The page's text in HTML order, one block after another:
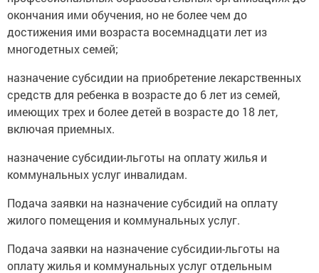
окончания ими обучения, но не более чем до
достижения ими возраста восемнадцати лет из
многодетных семей;
назначение субсидии на приобретение лекарственных
средств для ребенка в возрасте до 6 лет из семей,
имеющих трех и более детей в возрасте до 18 лет,
включая приемных.
назначение субсидии-льготы на оплату жилья и
коммунальных услуг инвалидам.
Подача заявки на назначение субсидий на оплату
жилого помещения и коммунальных услуг.
Подача заявки на назначение субсидии-льготы на
оплату жилья и коммунальных услуг отдельным